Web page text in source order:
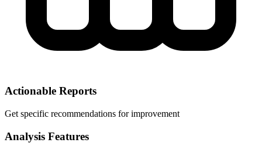
Actionable Reports
Get specific recommendations for improvement
Analysis Features